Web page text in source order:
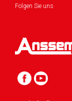
Folgen Sie uns